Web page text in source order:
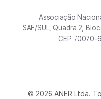
Associação
SAF/SUL, Quadra 2,
CEP 70070-
© 2026 ANER Ltda.